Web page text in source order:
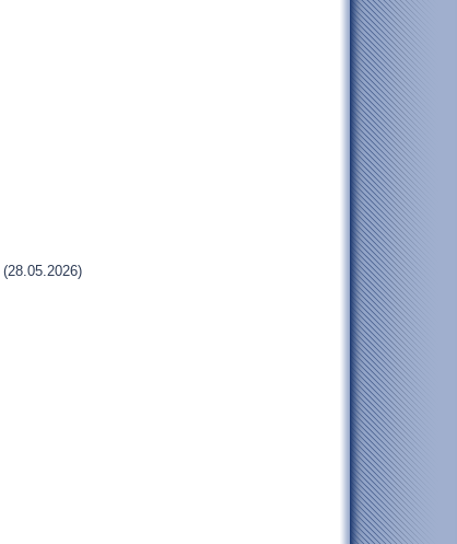
(28.05.2026)